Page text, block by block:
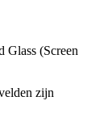
Glass (Screen
zijn